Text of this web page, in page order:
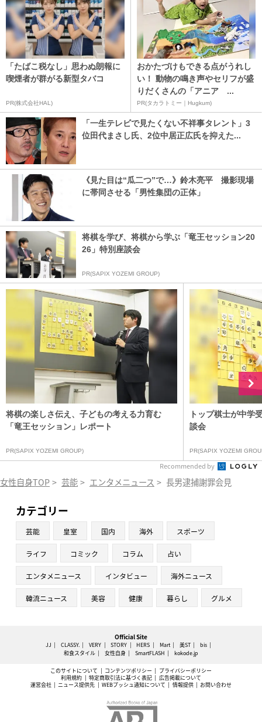
「たばこ税なし」思わぬ朗報に
喫煙者が群がる新型タバコ
PR(株式会社HAL)
おかたづけもできる点がうれし
い！ 動物の鳴き声やセリフが盛
りだくさんの「アニア ...
PR(タカラトミー｜Hugkum)
「一生テレビで見たくない不祥事タレント」3
位田代まさし氏、2位中居正広氏を抑えた...
《見た目は“瓜二つ”で…》鈴木亮平 撮影現場
に帯同させる「男性集団の正体」
将棋を学び、将棋から学ぶ「竜王セッション20
26」特別座談会
PR(SAPIX YOZEMI GROUP)
将棋の楽しさ伝え、子どもの考える力育む
「竜王セッション」レポート
PR(SAPIX YOZEMI GROUP)
トップ棋士が中学
談会
PR(SAPIX YOZEMI
Recommended by
女性自身TOP > 芸能 > エンタメニュース > 長男逮捕謝罪会見
カテゴリー
芸能 皇室 国内 海外 スポーツ
ライフ コミック コラム 占い
エンタメニュース インタビュー 海外ニュース
韓流ニュース 美容 健康 暮らし グルメ
Official Site
JJ CLASSY. VERY STORY HERS Mart 美ST
bis
和食スタイル
女性自身 SmartFLASH kokode.jp
このサイトについて コンテンツポリシー
プライバシーポリシー
利用規約
特定商取引法に基づく表記
広告掲載について
運営会社
ニュース提供先 WEBプッシュ通知について 情報提供 お問い合わせ